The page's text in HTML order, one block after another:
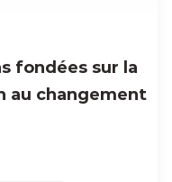
fondées sur la
au changement